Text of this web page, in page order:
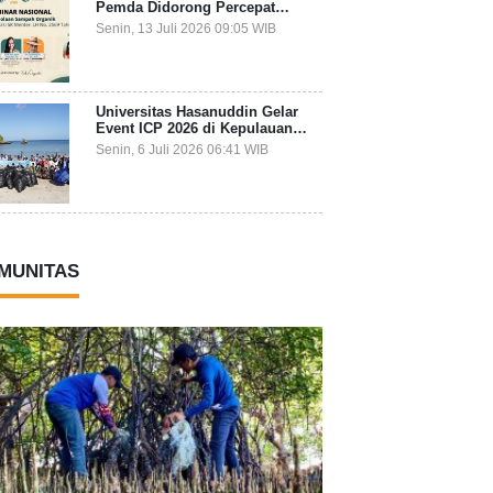
Pemda Didorong Percepat
Transformasi Pengelolaan
Sampah Organik dari Sumber
Senin, 13 Juli 2026 09:05 WIB
Universitas Hasanuddin Gelar
Event ICP 2026 di Kepulauan
Selayar, Mahasiswa dari 27
Negara Jadi Partisipan
Senin, 6 Juli 2026 06:41 WIB